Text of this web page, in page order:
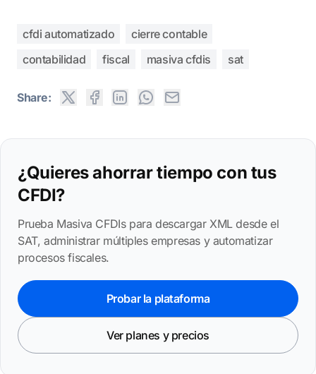
cfdi automatizado
cierre contable
contabilidad
fiscal masiva cfdis sat
Share:
¿Quieres ahorrar tiempo con tus
CFDI?
Prueba Masiva CFDIs para descargar XML desde el
SAT, administrar múltiples empresas y automatizar
procesos fiscales.
Probar la plataforma
Ver planes y precios